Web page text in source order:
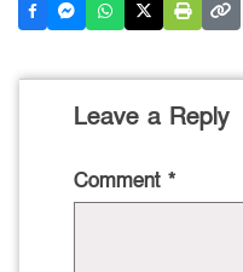
Leave a Reply
Comment *